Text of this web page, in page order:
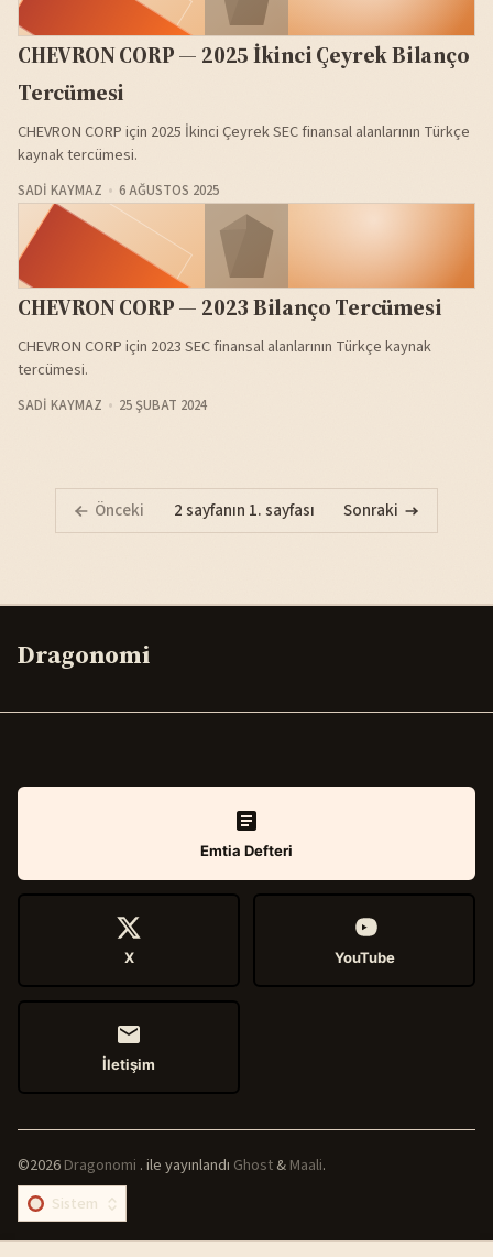
CHEVRON CORP — 2025 İkinci Çeyrek Bilanço
Tercümesi
CHEVRON CORP için 2025 İkinci Çeyrek SEC finansal alanlarının Türkçe
kaynak tercümesi.
SADI KAYMAZ 6 AĞUSTOS 2025
CHEVRON CORP — 2023 Bilanço Tercümesi
CHEVRON CORP için 2023 SEC finansal alanlarının Türkçe kaynak
tercümesi.
SADI KAYMAZ 25 ŞUBAT 2024
Önceki 2 sayfanın 1. sayfası Sonraki
Dragonomi
Emtia Defteri
X YouTube
İletişim
©2026Dragonomi .ile yayınlandı Ghost&Maali.